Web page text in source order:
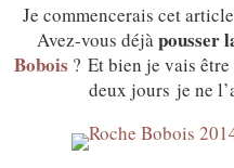
Je commencerais cet
Avez-vous déjàpousser
Bobois ? Et bien je vais être
deux jours je ne